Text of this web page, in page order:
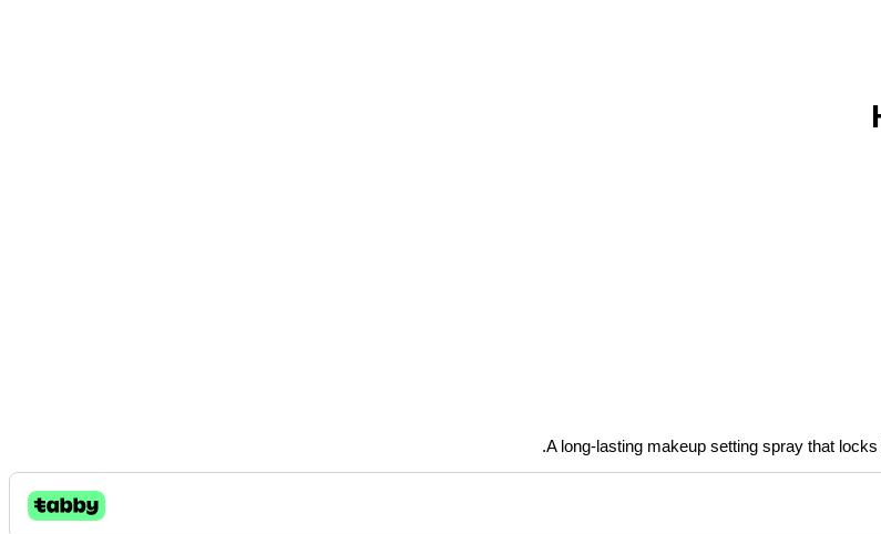
A long‑lasting makeup setting spray that